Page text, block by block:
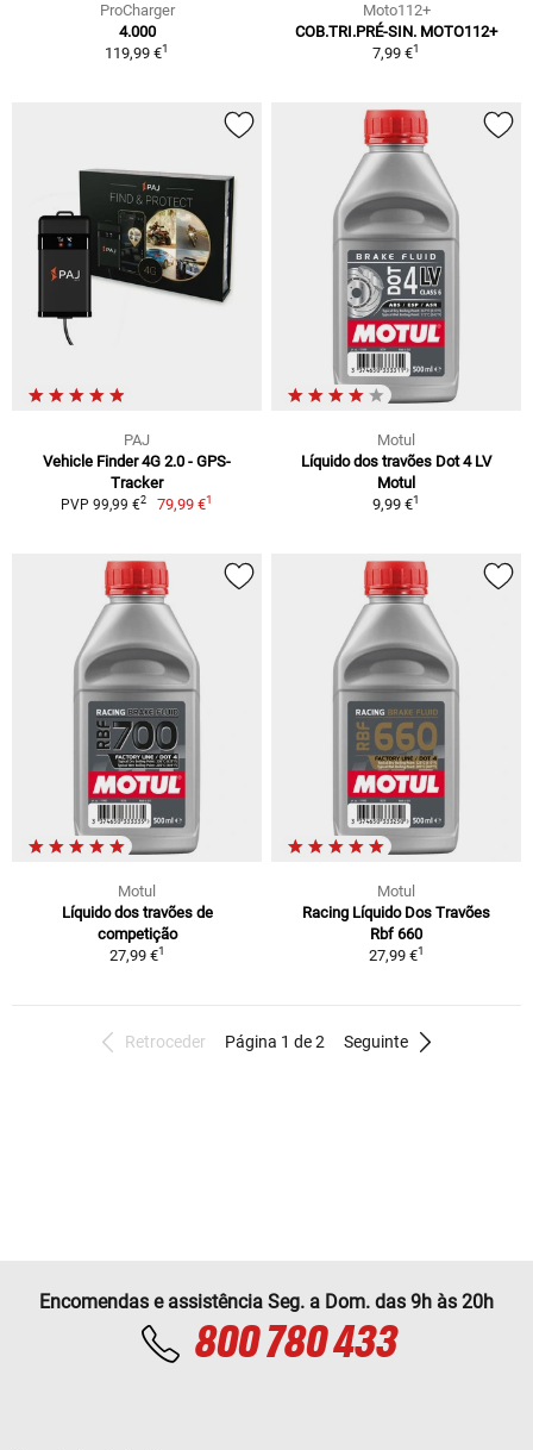
ProCharger
4.000
119,99 €1
Moto112+
COB.TRI.PRÉ-SIN. MOTO112+
7,99 €1
PAJ
Vehicle Finder 4G 2.0 - GPS-
Tracker
PVP 99,99 €2 79,99 €1
Motul
Líquido dos travões Dot 4 LV
Motul
9,99 €1
Motul
Líquido dos travões de
competição
27,99 €1
Motul
Racing Líquido Dos Travões
Rbf 660
27,99 €1
Retroceder Página 1 de 2 Seguinte
Encomendas e assistência Seg. a Dom. das 9h às 20h
800 780 433